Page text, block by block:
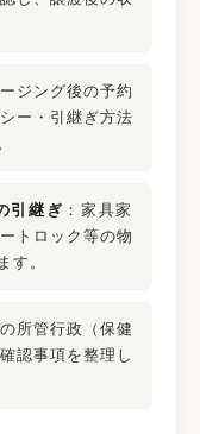
ージング後の予約
ー・引継ぎ方法
引継ぎ ：家具家
トロック等の物
す。
所管行政（保健
認事項を整理し